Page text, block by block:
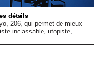
détails
206, qui permet de mieux
inclassable, utopiste,